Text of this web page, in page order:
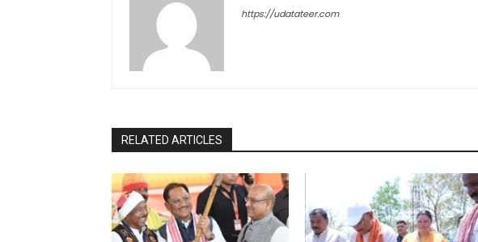
https://udatateer.com
RELATED ARTICLES